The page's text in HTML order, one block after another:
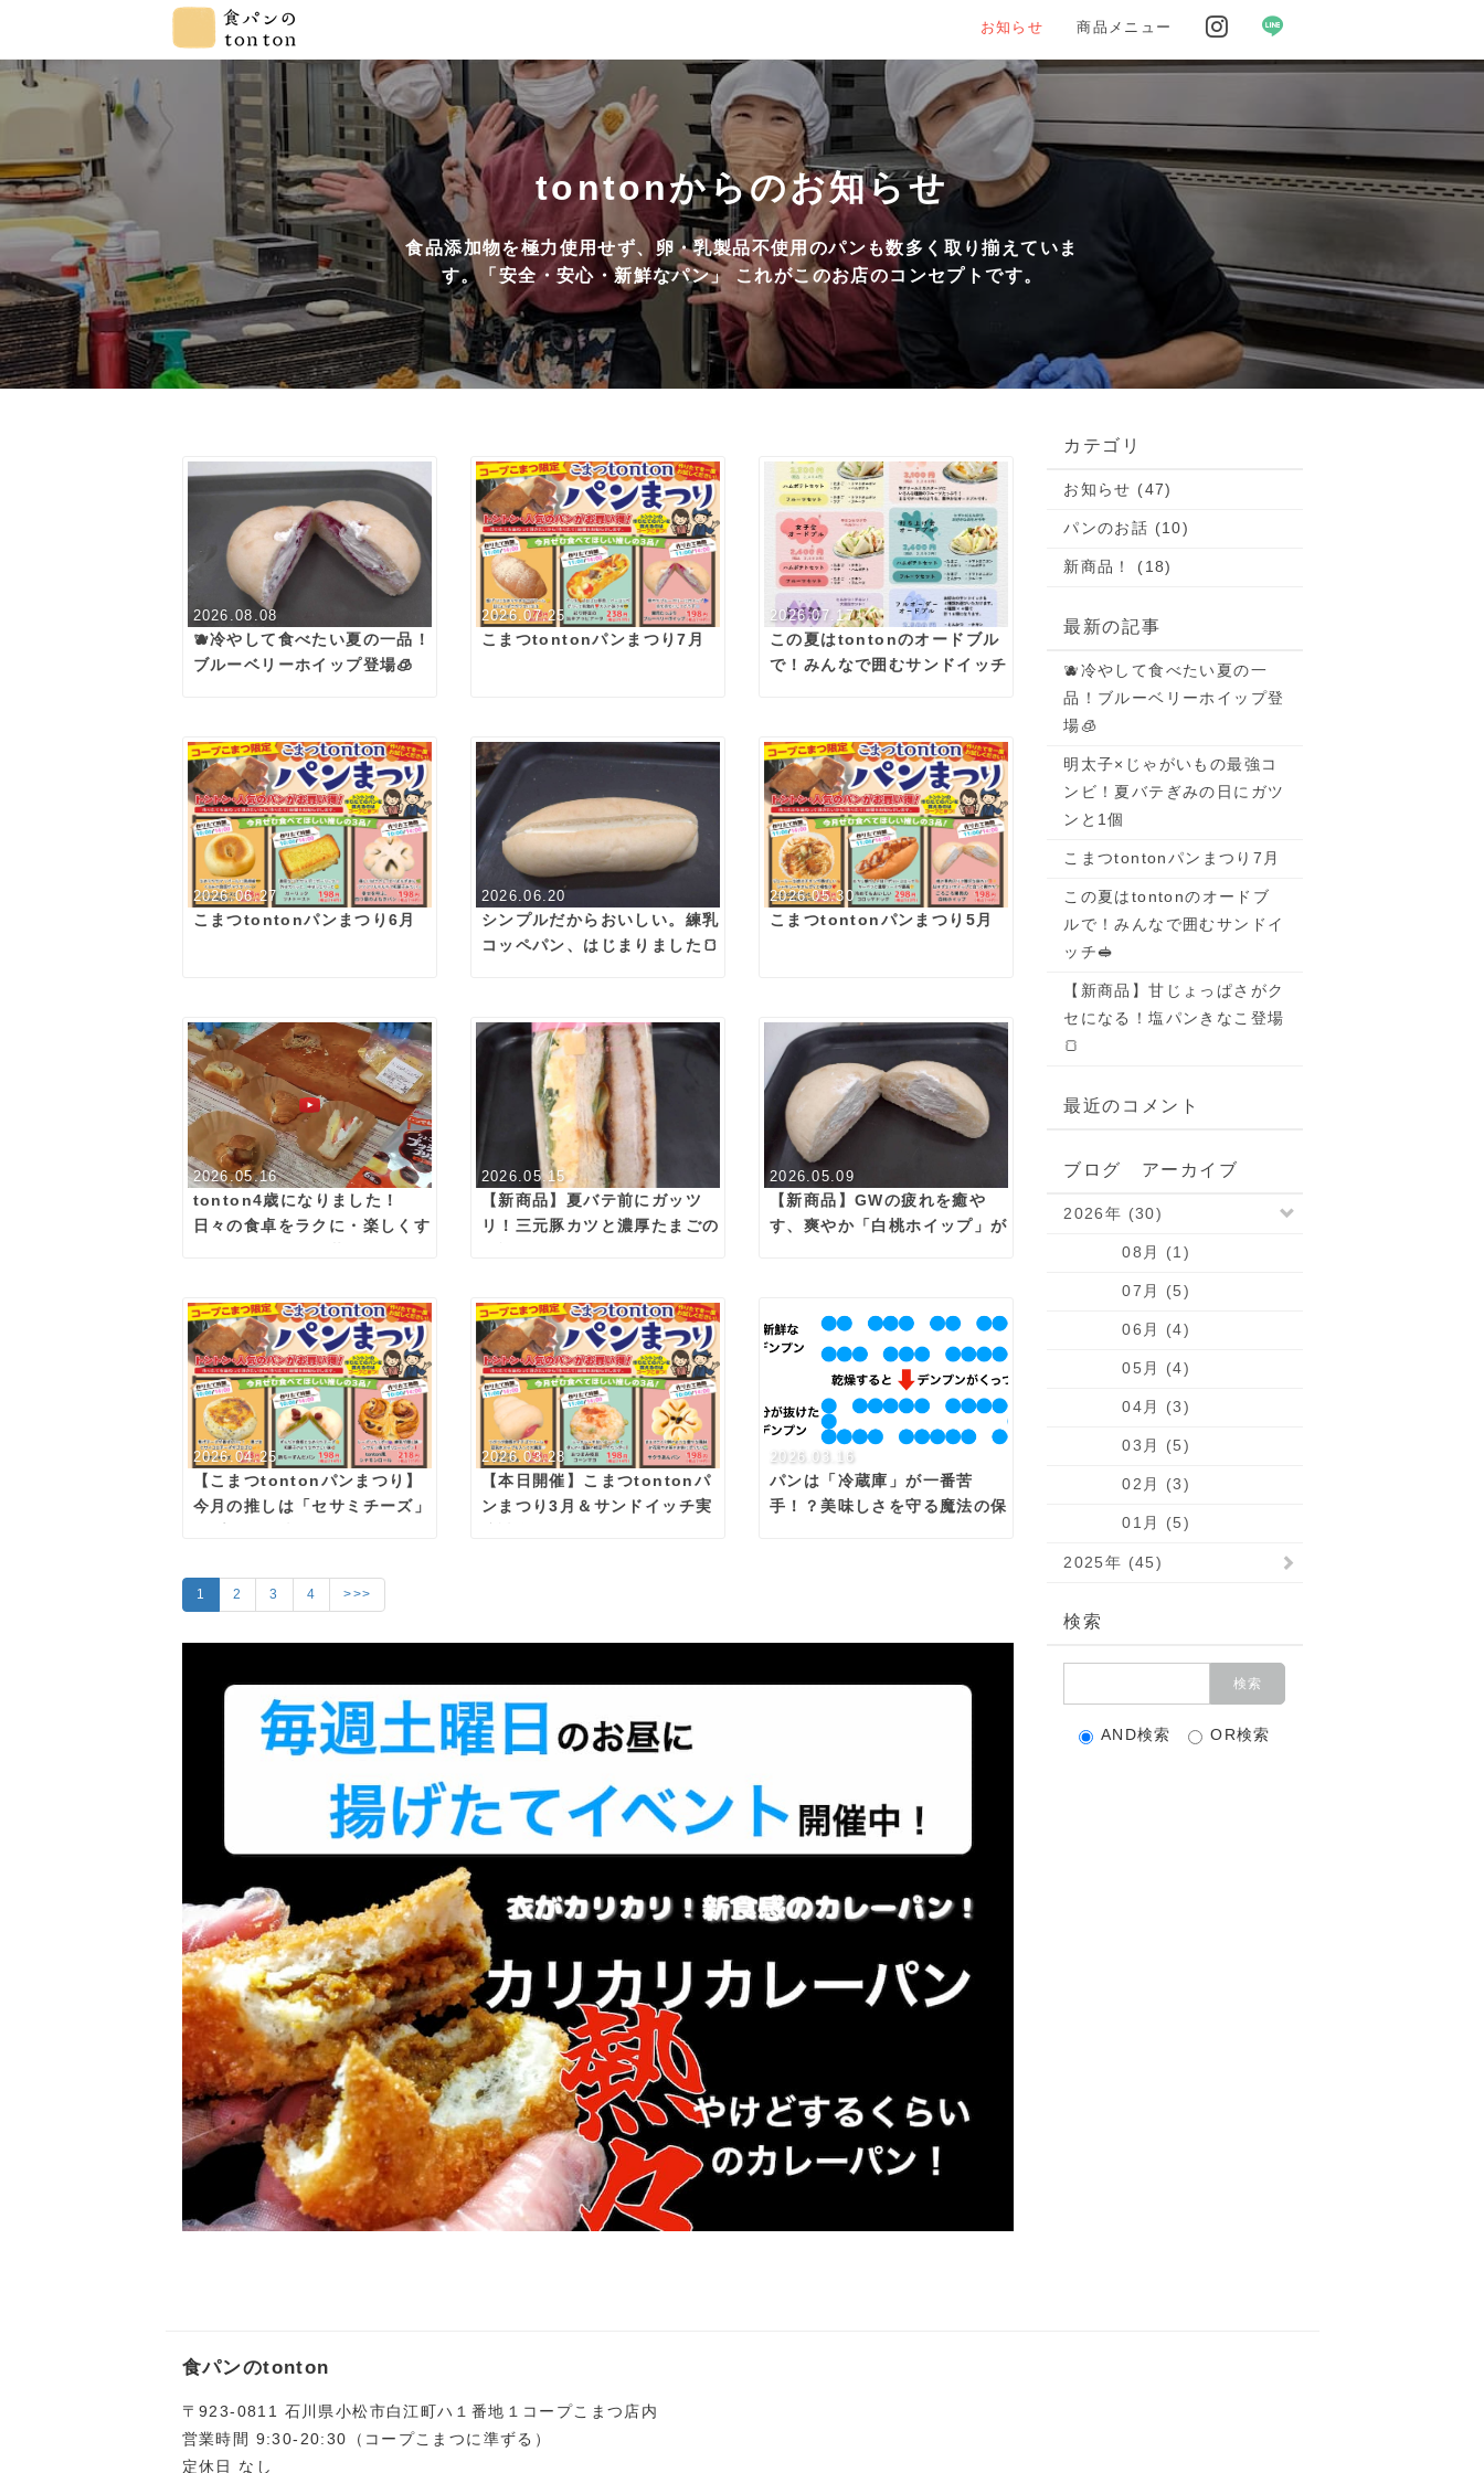
お知らせ 商品メニュー
tontonからのお知らせ
食品添加物を極力使用せず、卵・乳製品不使用のパンも数多く取り揃えていま
す。「安全・安心・新鮮なパン」 これがこのお店のコンセプトです。
2026.08.08
🫐冷やして食べたい夏の一品！
ブルーベリーホイップ登場🧊
2026.07.25
こまつtontonパンまつり7月
2026.07.17
この夏はtontonのオードブル
で！みんなで囲むサンドイッチ
2026.06.27
こまつtontonパンまつり6月
2026.06.20
シンプルだからおいしい。練乳
コッペパン、はじまりました🍞
2026.05.30
こまつtontonパンまつり5月
2026.05.16
tonton4歳になりました！
日々の食卓をラクに・楽しくす
2026.05.15
【新商品】夏バテ前にガッツ
リ！三元豚カツと濃厚たまごの
2026.05.09
【新商品】GWの疲れを癒や
す、爽やか「白桃ホイップ」が
2026.04.25
【こまつtontonパンまつり】
今月の推しは「セサミチーズ」
2026.03.28
【本日開催】こまつtontonパ
ンまつり3月＆サンドイッチ実
2026.03.16
パンは「冷蔵庫」が一番苦
手！？美味しさを守る魔法の保
1 2 3 4 >>>
カテゴリ
お知らせ (47)
パンのお話 (10)
新商品！ (18)
最新の記事
🫐冷やして食べたい夏の一
品！ブルーベリーホイップ登
場🧊
明太子×じゃがいもの最強コ
ンビ！夏バテぎみの日にガツ
ンと1個
こまつtontonパンまつり7月
この夏はtontonのオードブ
ルで！みんなで囲むサンドイ
ッチ🥪
【新商品】甘じょっぱさがク
セになる！塩パンきなこ登場
🍞
最近のコメント
ブログ アーカイブ
2026年 (30)
08月 (1)
07月 (5)
06月 (4)
05月 (4)
04月 (3)
03月 (5)
02月 (3)
01月 (5)
2025年 (45)
検索
AND検索 OR検索
食パンのtonton
〒923-0811 石川県小松市白江町ハ１番地１コープこまつ店内
営業時間 9:30-20:30（コープこまつに準ずる）
定休日 なし